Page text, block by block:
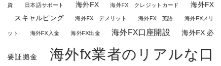
資 日本語サポート 海外FX 海外FX クレジットカード
海外FX
スキャルピング
海外FX デメリット 海外FX 英語 海外FXメリ
ット 海外FX入金 海外FX出金 海外FX口座開設 海外FX 必
要証拠金
海外fx業者のリアルな口